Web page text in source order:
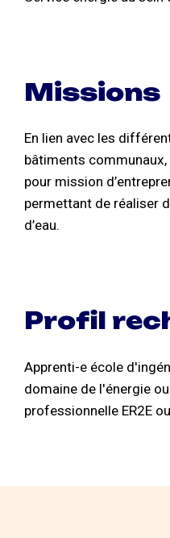
Missions
En lien avec les
bâtiments communaux,
pour mission
permettant de réaliser
d’eau.
Profil
Apprenti-e école
domaine de l'énergie
professionnelle ER2E